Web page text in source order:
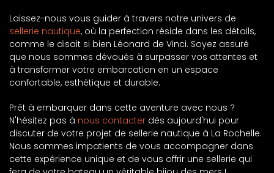
Laissez-nous vous guider à travers notre univers de
sellerie nautique, où la perfection réside dans les détails,
comme le disait si bien Léonard de Vinci. Soyez assuré
que nous sommes dévoués à surpasser vos attentes et
à transformer votre embarcation en un espace
confortable, esthétique et durable.
Prêt à embarquer dans cette aventure avec nous ?
N'hésitez pas à nous contacter dès aujourd'hui pour
discuter de votre projet de sellerie nautique à La Rochelle.
Nous sommes impatients de vous accompagner dans
cette expérience unique et de vous offrir une sellerie qui